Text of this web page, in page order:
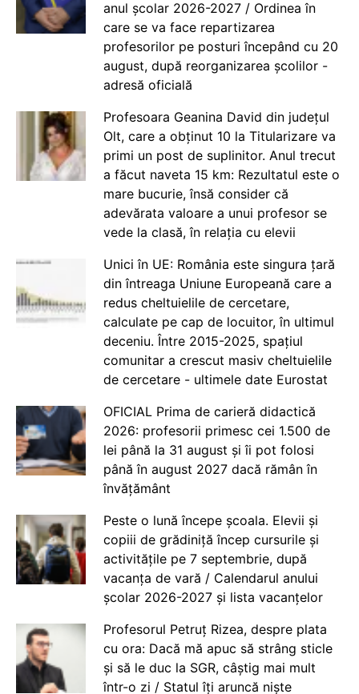
anul școlar 2026-2027 / Ordinea în
care se va face repartizarea
profesorilor pe posturi începând cu 20
august, după reorganizarea școlilor -
adresă oficială
Profesoara Geanina David din județul
Olt, care a obținut 10 la Titularizare va
primi un post de suplinitor. Anul trecut
a făcut naveta 15 km: Rezultatul este o
mare bucurie, însă consider că
adevărata valoare a unui profesor se
vede la clasă, în relația cu elevii
Unici în UE: România este singura țară
din întreaga Uniune Europeană care a
redus cheltuielile de cercetare,
calculate pe cap de locuitor, în ultimul
deceniu. Între 2015-2025, spațiul
comunitar a crescut masiv cheltuielile
de cercetare - ultimele date Eurostat
OFICIAL Prima de carieră didactică
2026: profesorii primesc cei 1.500 de
lei până la 31 august și îi pot folosi
până în august 2027 dacă rămân în
învățământ
Peste o lună începe școala. Elevii și
copiii de grădiniță încep cursurile și
activitățile pe 7 septembrie, după
vacanța de vară / Calendarul anului
școlar 2026-2027 și lista vacanțelor
Profesorul Petruț Rizea, despre plata
cu ora: Dacă mă apuc să strâng sticle
și să le duc la SGR, câștig mai mult
într-o zi / Statul îți aruncă niște